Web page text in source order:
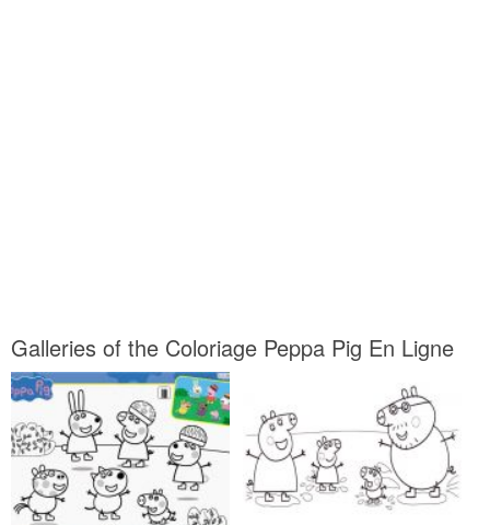
Galleries of the Coloriage Peppa Pig En Ligne